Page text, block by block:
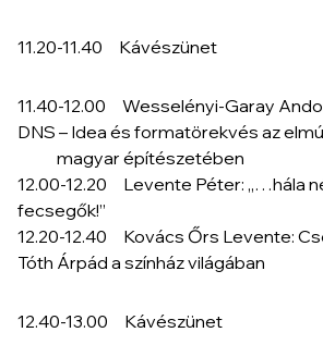
11.20-11.40 Kávészünet
11.40-12.00 Wesselényi-Garay
DNS – Idea és formatörekvés
magyar építészetében
12.00-12.20 Levente Péter: „…hála
fecsegők!”
12.20-12.40 Kovács Őrs Levente:
Tóth Árpád a színház világában
12.40-13.00 Kávészünet